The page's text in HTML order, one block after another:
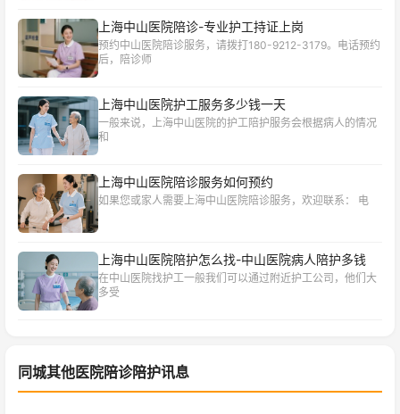
上海中山医院陪诊-专业护工持证上岗
预约中山医院陪诊服务，请拨打180-9212-3179。电话预约
后，陪诊师
上海中山医院护工服务多少钱一天
一般来说，上海中山医院的护工陪护服务会根据病人的情况
和
上海中山医院陪诊服务如何预约
如果您或家人需要‌上海中山医院陪诊服务‌，欢迎联系： 电
上海中山医院陪护怎么找-中山医院病人陪护多钱
在中山医院找护工一般我们可以通过附近护工公司，他们大
多受
同城其他医院陪诊陪护讯息